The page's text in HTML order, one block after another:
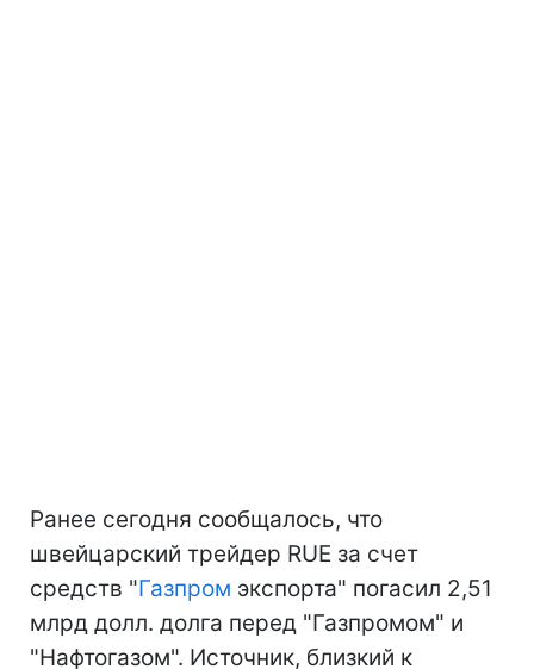
Ранее сегодня сообщалось, что
швейцарский трейдер RUE за счет
средств "Газпром экспорта" погасил 2,51
млрд долл. долга перед "Газпромом" и
"Нафтогазом". Источник, близкий к